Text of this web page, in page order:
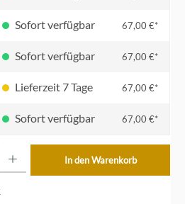
Sofort verfügbar 67,00 €*
Sofort verfügbar 67,00 €*
Lieferzeit 7 Tage 67,00 €*
Sofort verfügbar 67,00 €*
In den Warenkorb